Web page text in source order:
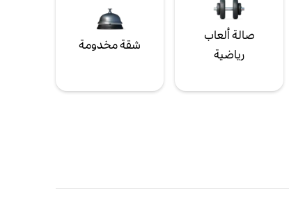
صالة ألعاب
رياضية
شقة مخدومة